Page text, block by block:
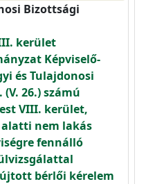
Bizottsági
kerület
Képviselő-
és Tulajdonosi
26.) számú
VIII. kerület,
alatti nem lakás
fennálló
bérlői kérelem